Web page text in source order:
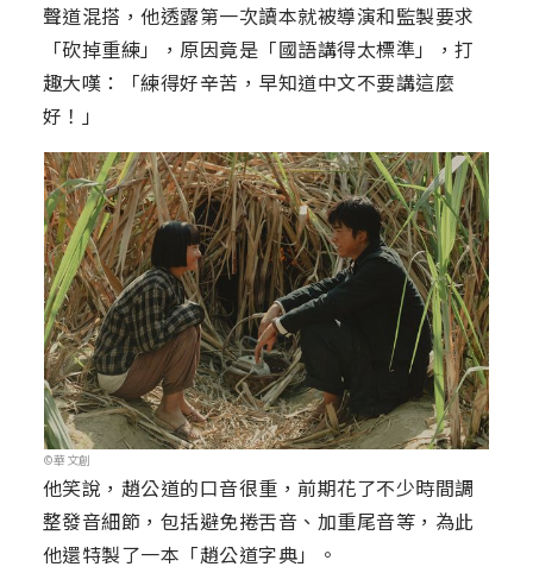
聲道混搭，他透露第一次讀本就被導演和監製要求
「砍掉重練」，原因竟是「國語講得太標準」，打
趣大嘆：「練得好辛苦，早知道中文不要講這麼
好！」
©華文創
他笑說，趙公道的口音很重，前期花了不少時間調
整發音細節，包括避免捲舌音、加重尾音等，為此
他還特製了一本「趙公道字典」。